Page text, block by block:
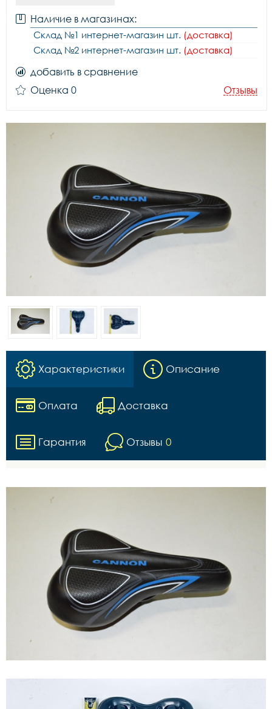
Наличие в магазинах:
Склад №1 интернет-магазин шт. (доставка)
Склад №2 интернет-магазин шт. (доставка)
добавить в сравнение
Оценка 0
Отзывы
Характеристики Описание
Оплата Доставка
Гарантия Отзывы 0